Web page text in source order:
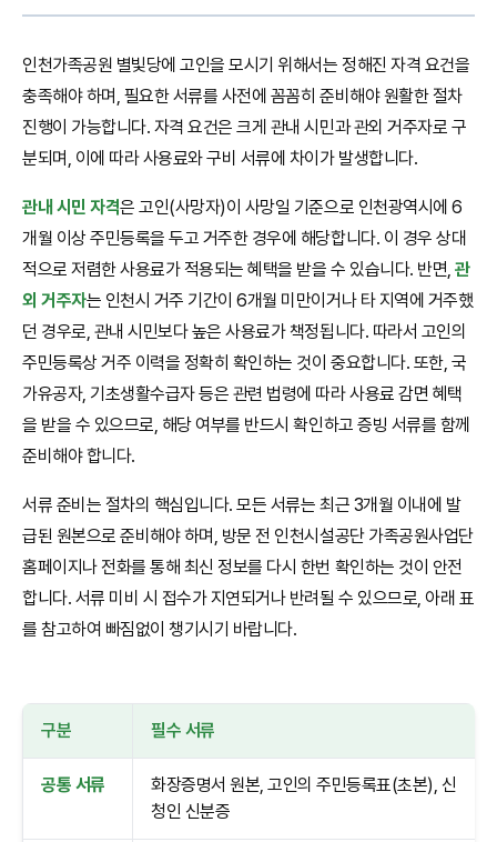
인천가족공원 별빛당에 고인을 모시기 위해서는 정해진 자격 요건을
충족해야 하며, 필요한 서류를 사전에 꼼꼼히 준비해야 원활한 절차
진행이 가능합니다. 자격 요건은 크게 관내 시민과 관외 거주자로 구
분되며, 이에 따라 사용료와 구비 서류에 차이가 발생합니다.
관내 시민 자격은 고인(사망자)이 사망일 기준으로 인천광역시에 6
개월 이상 주민등록을 두고 거주한 경우에 해당합니다. 이 경우 상대
적으로 저렴한 사용료가 적용되는 혜택을 받을 수 있습니다. 반면,관
외 거주자는 인천시 거주 기간이 6개월 미만이거나 타 지역에 거주했
던 경우로, 관내 시민보다 높은 사용료가 책정됩니다. 따라서 고인의
주민등록상 거주 이력을 정확히 확인하는 것이 중요합니다. 또한, 국
가유공자, 기초생활수급자 등은 관련 법령에 따라 사용료 감면 혜택
을 받을 수 있으므로, 해당 여부를 반드시 확인하고 증빙 서류를 함께
준비해야 합니다.
서류 준비는 절차의 핵심입니다. 모든 서류는 최근 3개월 이내에 발
급된 원본으로 준비해야 하며, 방문 전 인천시설공단 가족공원사업단
홈페이지나 전화를 통해 최신 정보를 다시 한번 확인하는 것이 안전
합니다. 서류 미비 시 접수가 지연되거나 반려될 수 있으므로, 아래 표
를 참고하여 빠짐없이 챙기시기 바랍니다.
구분 필수 서류
공통 서류
화장증명서 원본, 고인의 주민등록표(초본), 신
청인 신분증